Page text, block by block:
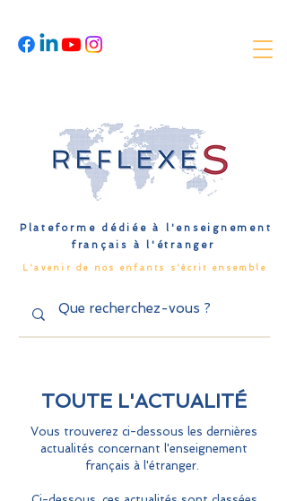
Plateforme dédiée à l'enseignement
français à l'étranger
L'avenir de nos enfants s'écrit ensemble
TOUTE L'ACTUALITÉ
Vous trouverez ci-dessous les dernières
actualités concernant l'enseignement
français à l'étranger.